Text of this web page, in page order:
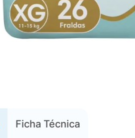
Ficha Técnica